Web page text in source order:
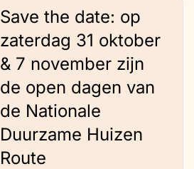
Save the date: op
zaterdag 31 oktober
& 7 november zijn
de open dagen van
de Nationale
Duurzame Huizen
Route